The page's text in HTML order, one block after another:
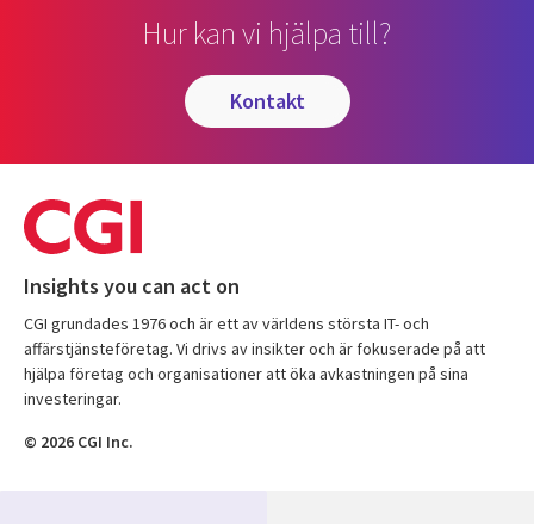
Hur kan vi hjälpa till?
kontakt
Insights you can act on
CGI grundades 1976 och är ett av världens största IT- och
affärstjänsteföretag. Vi drivs av insikter och är fokuserade på att
hjälpa företag och organisationer att öka avkastningen på sina
investeringar.
© 2026 CGI Inc.